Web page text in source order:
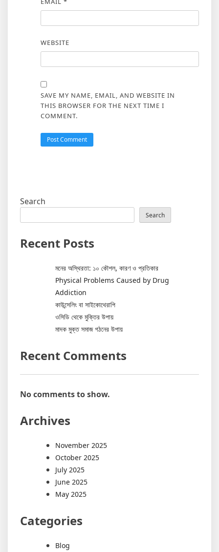
WEBSITE
SAVE MY NAME, EMAIL, AND WEBSITE IN
THIS BROWSER FOR THE NEXT TIME I
COMMENT.
Search
Search
Recent Posts
মনের অস্থিরতা: ১০ কৌশল, কারণ ও প্রতিকার
Physical Problems Caused by Drug
Addiction
কাউন্সেলিং বা সাইকোথেরাপি
ওসিডি থেকে মুক্তির উপায়
মাদক মুক্ত সমাজ গঠনের উপায়
Recent Comments
No comments to show.
Archives
November 2025
October 2025
July 2025
June 2025
May 2025
Categories
Blog